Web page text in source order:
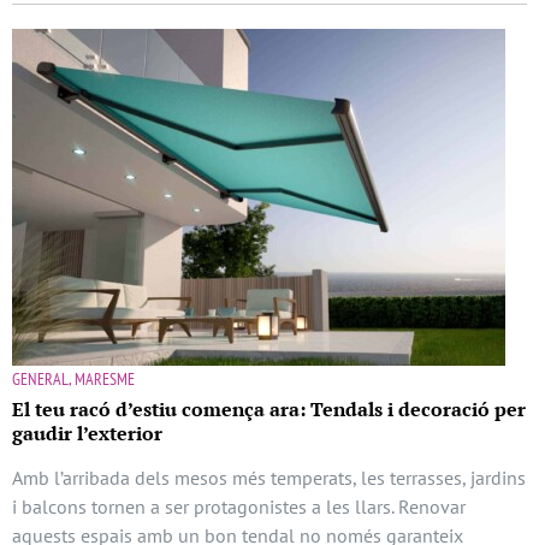
GENERAL, MARESME
El teu racó d’estiu comença ara: Tendals i decoració per
gaudir l’exterior
Amb l’arribada dels mesos més temperats, les terrasses, jardins
i balcons tornen a ser protagonistes a les llars. Renovar
aquests espais amb un bon tendal no només garanteix